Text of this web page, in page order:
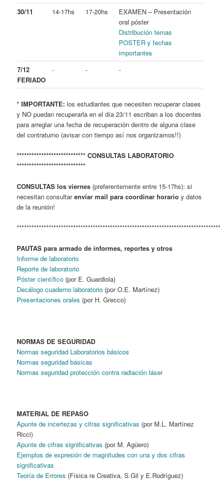
30/11
14-17hs 17-20hs
EXAMEN – Presentación
oral póster
Distribución temas
POSTER y fechas
importantes
7/12
FERIADO
- - -
* IMPORTANTE:los estudiantes que necesiten recuperar clases
y NO puedan recuperarla en el día 23/11 escriban a los docentes
para arreglar una fecha de recuperación dentro de alguna clase
del contraturno (avisar con tiempo así nos organizamos!!)
**************************** CONSULTAS LABORATORIO
****************************
CONSULTAS los viernes (preferentemente entre 15-17hs): si
necesitan consultarenviar mail para coordinar horario y datos
de la reunión!
PAUTAS para armado de informes, reportes y otros
Informe de laboratorio
Reporte de laboratorio
Póster científico (por E. Guardiola)
Decálogo cuaderno laboratorio (por O.E. Martínez)
Presentaciones orales (por H. Grecco)
NORMAS DE SEGURIDAD
Normas seguridad Laboratorios básicos
Normas seguridad básicas
Normas seguridad protección contra radiación láser
MATERIAL DE REPASO
Apunte de incertezas y cifras significativas (por M.L. Martínez
Ricci)
Apunte de cifras significativas (por M. Agüero)
Ejemplos de expresión de magnitudes con una y dos cifras
significativas
Teoría de Errores (Física re Creativa, S.Gil y E.Rodríguez)